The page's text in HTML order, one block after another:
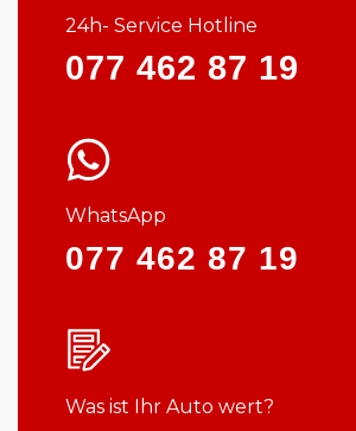
24h- Service Hotline
077 462 87 19
WhatsApp
077 462 87 19
Was ist Ihr Auto wert?